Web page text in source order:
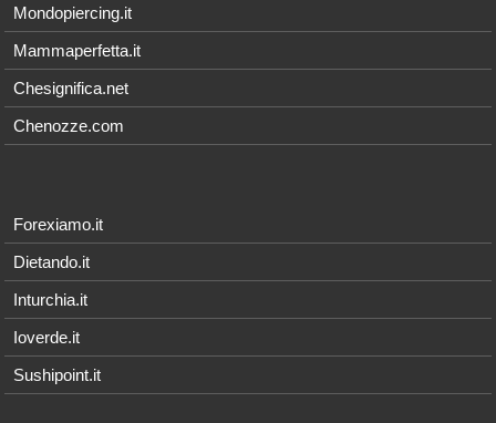
Mondopiercing.it
Mammaperfetta.it
Chesignifica.net
Chenozze.com
Forexiamo.it
Dietando.it
Inturchia.it
Ioverde.it
Sushipoint.it